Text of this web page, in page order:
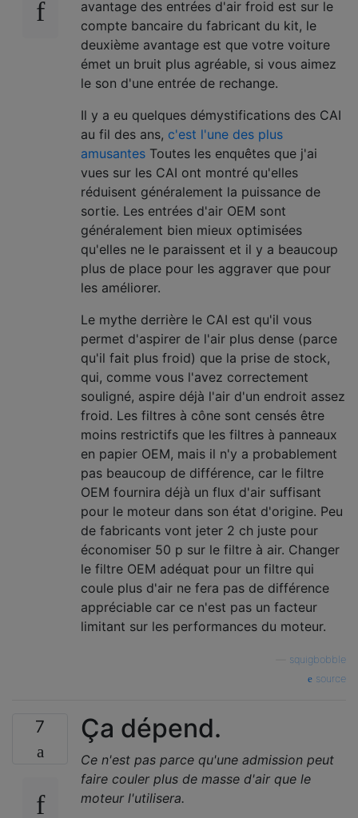
avantage des entrées d'air froid est sur le
compte bancaire du fabricant du kit, le
deuxième avantage est que votre voiture
émet un bruit plus agréable, si vous aimez
le son d'une entrée de rechange.
Il y a eu quelques démystifications des CAI
au fil des ans, c'est l'une des plus
amusantes Toutes les enquêtes que j'ai
vues sur les CAI ont montré qu'elles
réduisent généralement la puissance de
sortie. Les entrées d'air OEM sont
généralement bien mieux optimisées
qu'elles ne le paraissent et il y a beaucoup
plus de place pour les aggraver que pour
les améliorer.
Le mythe derrière le CAI est qu'il vous
permet d'aspirer de l'air plus dense (parce
qu'il fait plus froid) que la prise de stock,
qui, comme vous l'avez correctement
souligné, aspire déjà l'air d'un endroit assez
froid. Les filtres à cône sont censés être
moins restrictifs que les filtres à panneaux
en papier OEM, mais il n'y a probablement
pas beaucoup de différence, car le filtre
OEM fournira déjà un flux d'air suffisant
pour le moteur dans son état d'origine. Peu
de fabricants vont jeter 2 ch juste pour
économiser 50 p sur le filtre à air. Changer
le filtre OEM adéquat pour un filtre qui
coule plus d'air ne fera pas de différence
appréciable car ce n'est pas un facteur
limitant sur les performances du moteur.
squigbobble
source
7 Ça dépend.
Ce n'est pas parce qu'une admission peut
faire couler plus de masse d'air que le
moteur l'utilisera.